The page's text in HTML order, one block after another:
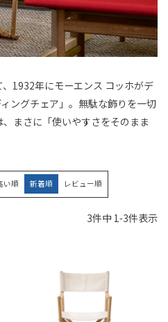
1932年にモーエンス コッホがデ
ングチェア」。無駄な飾りを一切
まさに「使いやすさをそのまま
い順 新着順 レビュー順
3件中 1 -3件表示